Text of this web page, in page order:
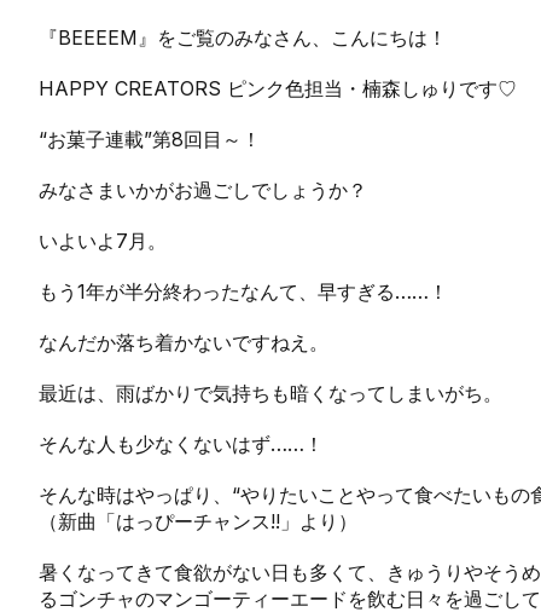
『BEEEEM』をご覧のみなさん、こんにちは！
HAPPY CREATORS ピンク色担当・楠森しゅりです♡
“お菓子連載”第8回目～！
みなさまいかがお過ごしでしょうか？
いよいよ7月。
もう1年が半分終わったなんて、早すぎる……！
なんだか落ち着かないですねえ。
最近は、雨ばかりで気持ちも暗くなってしまいがち。
そんな人も少なくないはず……！
そんな時はやっぱり、“やりたいことやって食べたいもの
（新曲「はっぴーチャンス!!」より）
暑くなってきて食欲がない日も多くて、きゅうりやそう
るゴンチャのマンゴーティーエードを飲む日々を過ごし